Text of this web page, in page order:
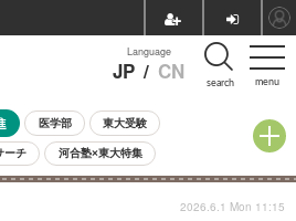
menu
Language
JP / CN search
医学部 東大受験
ーチ 河合塾×東大特集
中学受験 小学校受験
2026.6.1 Mon 11:15